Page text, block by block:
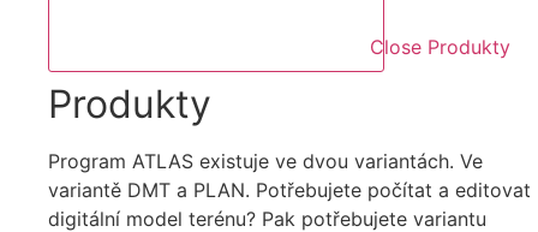
Close Produkty
Produkty
Program ATLAS existuje ve dvou variantách. Ve
variantě DMT a PLAN. Potřebujete počítat a editovat
digitální model terénu? Pak potřebujete variantu